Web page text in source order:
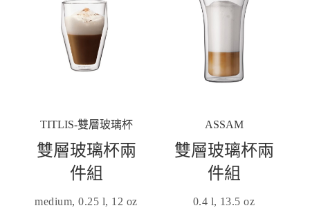
TITLIS-雙層玻璃杯
雙層玻璃杯兩
件組
medium, 0.25 l, 12 oz
ASSAM
雙層玻璃杯兩
件組
0.4 l, 13.5 oz